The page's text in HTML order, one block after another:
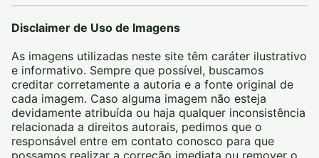
Disclaimer de Uso de Imagens
As imagens utilizadas neste site têm caráter ilustrativo
e informativo. Sempre que possível, buscamos
creditar corretamente a autoria e a fonte original de
cada imagem. Caso alguma imagem não esteja
devidamente atribuída ou haja qualquer inconsistência
relacionada a direitos autorais, pedimos que o
responsável entre em contato conosco para que
possamos realizar a correção imediata ou remover o